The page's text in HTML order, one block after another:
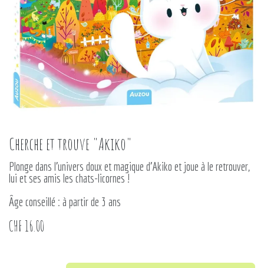
Cherche et trouve "Akiko"
Plonge dans l'univers doux et magique d'Akiko et joue à le retrouver,
lui et ses amis les chats-licornes !
Âge conseillé : à partir de 3 ans
CHF 16.00